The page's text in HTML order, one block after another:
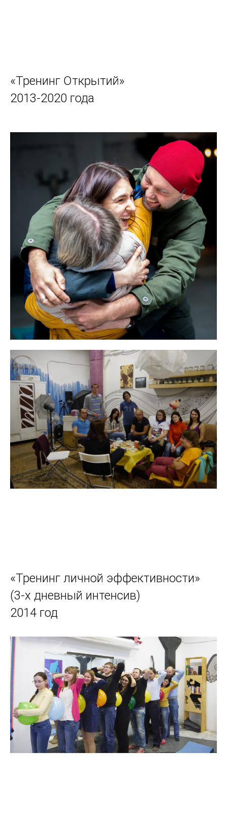
«Тренинг Открытий»
2013-2020 года
«Тренинг личной эффективности»
(3-х дневный интенсив)
2014 год